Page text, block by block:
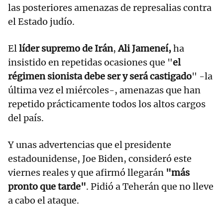
las posteriores amenazas de represalias contra
el Estado judío.
Ellíder supremo de Irán,Ali Jameneí,ha
insistido en repetidas ocasiones que "el
régimen sionista debe ser y será castigado" -la
última vez el miércoles-, amenazas que han
repetido prácticamente todos los altos cargos
del país.
Y unas advertencias que el presidente
estadounidense, Joe Biden, consideró este
viernes reales y que afirmó llegarán "más
pronto que tarde". Pidió a Teherán que no lleve
a cabo el ataque.